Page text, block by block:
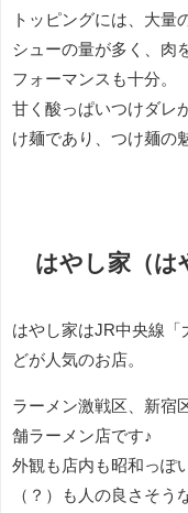
トッピングには、大量
シューの量が多く、肉
フォーマンスも十分。
甘く酸っぱいつけダレ
け麺であり、つけ麺の
はやし家（は
はやし家はJR中央線「
どが人気のお店。
ラーメン激戦区、新宿
舗ラーメン店です♪
外観も店内も昭和っぽ
（？）も人の良さそ